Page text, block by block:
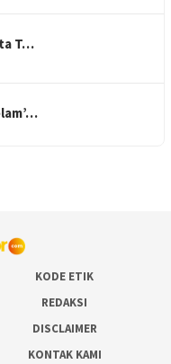
T…
KODE ETIK
REDAKSI
DISCLAIMER
KONTAK KAMI